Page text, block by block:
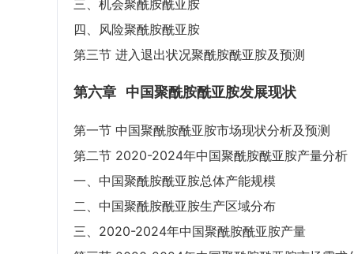
三、机会聚酰胺酰亚胺
四、风险聚酰胺酰亚胺
第三节 进入退出状况聚酰胺酰亚胺及预测
第六章 中国聚酰胺酰亚胺发展现状
第一节 中国聚酰胺酰亚胺市场现状分析及预测
第二节 2020-2024年中国聚酰胺酰亚胺产量分析
一、中国聚酰胺酰亚胺总体产能规模
二、中国聚酰胺酰亚胺生产区域分布
三、2020-2024年中国聚酰胺酰亚胺产量